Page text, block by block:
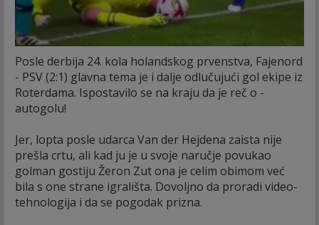
Posle derbija 24. kola holandskog prvenstva, Fajenord
- PSV (2:1) glavna tema je i dalje odlučujući gol ekipe iz
Roterdama. Ispostavilo se na kraju da je reč o -
autogolu!
Jer, lopta posle udarca Van der Hejdena zaista nije
prešla crtu, ali kad ju je u svoje naručje povukao
golman gostiju Žeron Zut ona je celim obimom već
bila s one strane igrališta. Dovoljno da proradi video-
tehnologija i da se pogodak prizna.